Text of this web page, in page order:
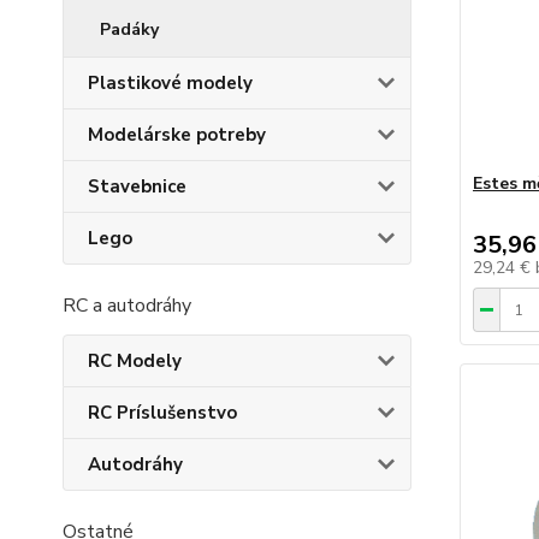
Padáky
Plastikové modely
Modelárske potreby
Stavebnice
Lego
RC a autodráhy
RC Modely
RC Príslušenstvo
Autodráhy
Ostatné
Estes
29,24 €